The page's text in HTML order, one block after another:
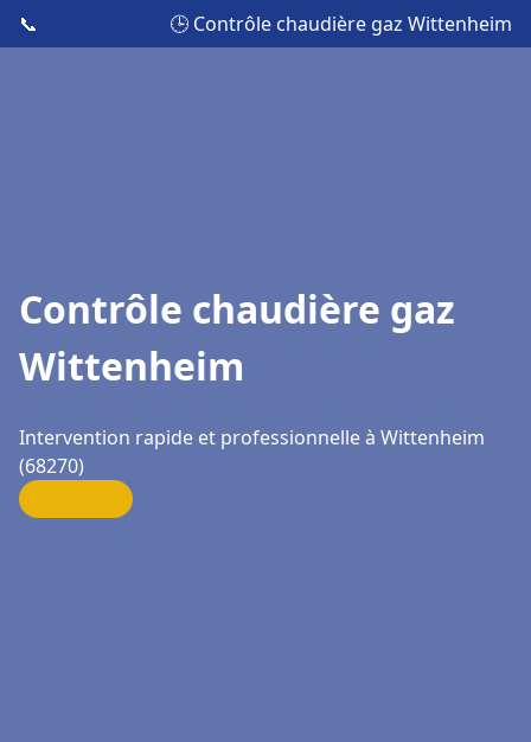
📞 🕒 Contrôle chaudière gaz Wittenheim
Contrôle chaudière gaz
Wittenheim
Intervention rapide et professionnelle à Wittenheim
(68270)